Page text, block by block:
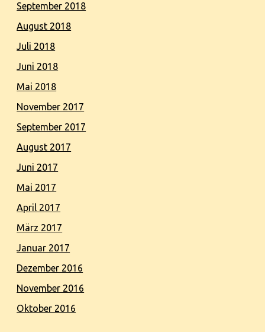
September 2018
August 2018
Juli 2018
Juni 2018
Mai 2018
November 2017
September 2017
August 2017
Juni 2017
Mai 2017
April 2017
März 2017
Januar 2017
Dezember 2016
November 2016
Oktober 2016